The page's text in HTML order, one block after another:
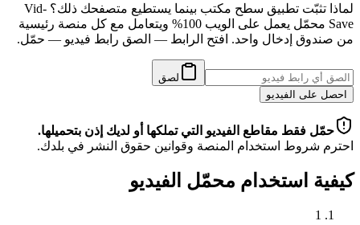
لماذا تثبّت تطبيق سطح مكتب بينما يستطيع متصفحك ذلك؟ Vid-
Save محمّل يعمل على الويب 100% ويتعامل مع كل منصة رئيسية
من صندوق إدخال واحد. افتح الرابط — الصق رابط فيديو — حمّل.
لصق
احصل على الفيديو
حمّل فقط مقاطع الفيديو التي تملكها أو لديك إذن بتحميلها.
احترم شروط استخدام المنصة وقوانين حقوق النشر في بلدك.
كيفية استخدام محمّل الفيديو
1